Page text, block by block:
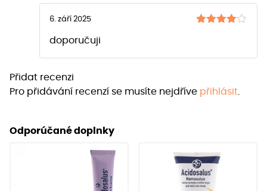
6. září 2025
doporučuji
Přidat recenzi
Pro přidávání recenzí se musíte nejdříve přihlásit.
Odporúčané doplnky